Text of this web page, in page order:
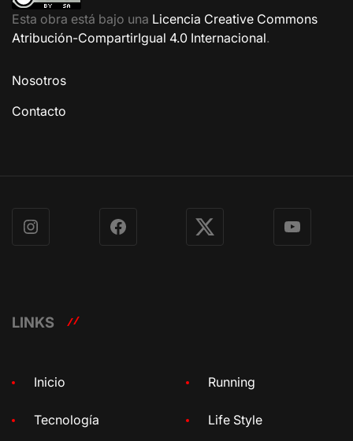
Esta obra está bajo una Licencia Creative Commons
Atribución-CompartirIgual 4.0 Internacional.
Nosotros
Contacto
Instagram Facebook X YouTube
LINKS
Inicio Running
Tecnología Life Style